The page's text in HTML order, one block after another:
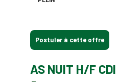
Postuler à cette offre
AS NUIT H/F